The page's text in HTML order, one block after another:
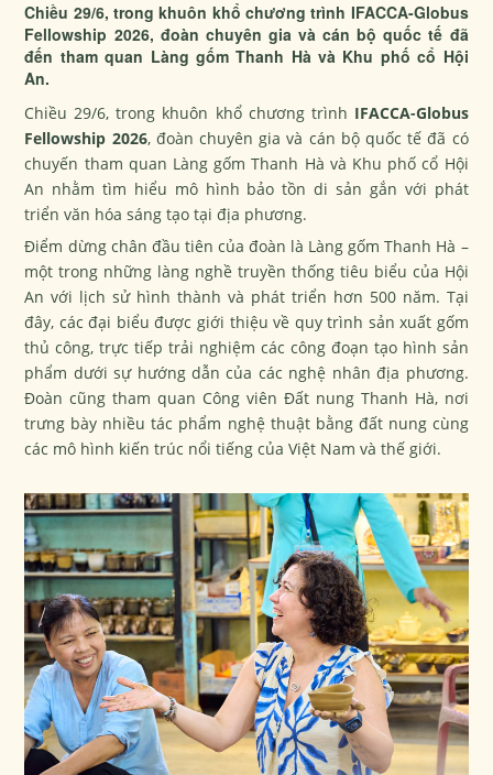
Chiều 29/6, trong khuôn khổ chương trình IFACCA-Globus
Fellowship 2026, đoàn chuyên gia và cán bộ quốc tế đã
đến tham quan Làng gốm Thanh Hà và Khu phố cổ Hội
An.
Chiều 29/6, trong khuôn khổ chương trình IFACCA-Globus
Fellowship 2026, đoàn chuyên gia và cán bộ quốc tế đã có
chuyến tham quan Làng gốm Thanh Hà và Khu phố cổ Hội
An nhằm tìm hiểu mô hình bảo tồn di sản gắn với phát
triển văn hóa sáng tạo tại địa phương.
Điểm dừng chân đầu tiên của đoàn là Làng gốm Thanh Hà –
một trong những làng nghề truyền thống tiêu biểu của Hội
An với lịch sử hình thành và phát triển hơn 500 năm. Tại
đây, các đại biểu được giới thiệu về quy trình sản xuất gốm
thủ công, trực tiếp trải nghiệm các công đoạn tạo hình sản
phẩm dưới sự hướng dẫn của các nghệ nhân địa phương.
Đoàn cũng tham quan Công viên Đất nung Thanh Hà, nơi
trưng bày nhiều tác phẩm nghệ thuật bằng đất nung cùng
các mô hình kiến trúc nổi tiếng của Việt Nam và thế giới.